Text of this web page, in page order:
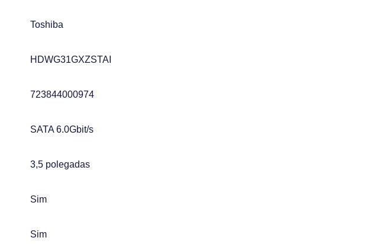
Toshiba
HDWG31GXZSTAI
723844000974
SATA 6.0Gbit/s
3,5 polegadas
Sim
Sim